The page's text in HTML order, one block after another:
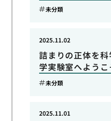
未分類
詰まりの正体を
学実験室へようこ
2025.11.02
未分類
2025.11.01